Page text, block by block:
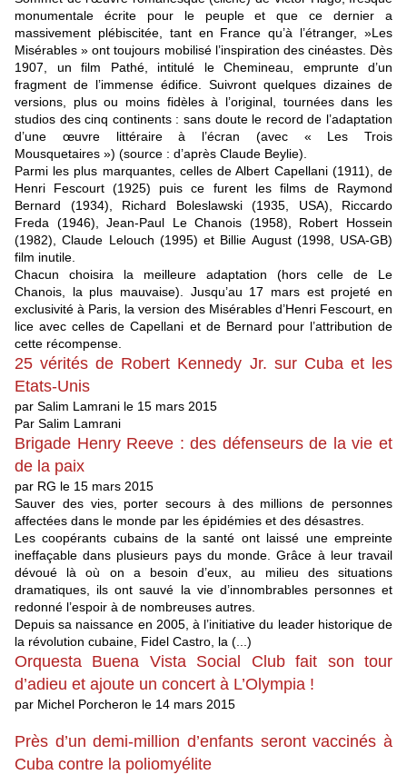
monumentale écrite pour le peuple et que ce dernier a
massivement plébiscitée, tant en France qu’à l’étranger, »Les
Misérables » ont toujours mobilisé l’inspiration des cinéastes. Dès
1907, un film Pathé, intitulé le Chemineau, emprunte d’un
fragment de l’immense édifice. Suivront quelques dizaines de
versions, plus ou moins fidèles à l’original, tournées dans les
studios des cinq continents : sans doute le record de l’adaptation
d’une œuvre littéraire à l’écran (avec « Les Trois
Mousquetaires ») (source : d’après Claude Beylie).
Parmi les plus marquantes, celles de Albert Capellani (1911), de
Henri Fescourt (1925) puis ce furent les films de Raymond
Bernard (1934), Richard Boleslawski (1935, USA), Riccardo
Freda (1946), Jean-Paul Le Chanois (1958), Robert Hossein
(1982), Claude Lelouch (1995) et Billie August (1998, USA-GB)
film inutile.
Chacun choisira la meilleure adaptation (hors celle de Le
Chanois, la plus mauvaise). Jusqu’au 17 mars est projeté en
exclusivité à Paris, la version des Misérables d’Henri Fescourt, en
lice avec celles de Capellani et de Bernard pour l’attribution de
cette récompense.
25 vérités de Robert Kennedy Jr. sur Cuba et les
Etats-Unis
par Salim Lamrani le 15 mars 2015
Par Salim Lamrani
Brigade Henry Reeve : des défenseurs de la vie et
de la paix
par RG le 15 mars 2015
Sauver des vies, porter secours à des millions de personnes
affectées dans le monde par les épidémies et des désastres.
Les coopérants cubains de la santé ont laissé une empreinte
ineffaçable dans plusieurs pays du monde. Grâce à leur travail
dévoué là où on a besoin d’eux, au milieu des situations
dramatiques, ils ont sauvé la vie d’innombrables personnes et
redonné l’espoir à de nombreuses autres.
Depuis sa naissance en 2005, à l’initiative du leader historique de
la révolution cubaine, Fidel Castro, la (...)
Orquesta Buena Vista Social Club fait son tour
d’adieu et ajoute un concert à L’Olympia !
par Michel Porcheron le 14 mars 2015
Près d’un demi-million d’enfants seront vaccinés à
Cuba contre la poliomyélite